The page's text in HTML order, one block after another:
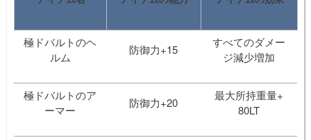
極ドバルトのヘ
ルム
防御力+15
すべてのダメー
ジ減少増加
極ドバルトのア
ーマー
防御力+20
最大所持重量+
80LT